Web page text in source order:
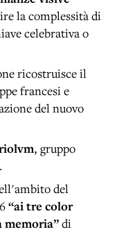
la complessità di
celebrativa o
ricostruisce il
francesi e
del nuovo
, gruppo
del
“ai tre color
memoria”di